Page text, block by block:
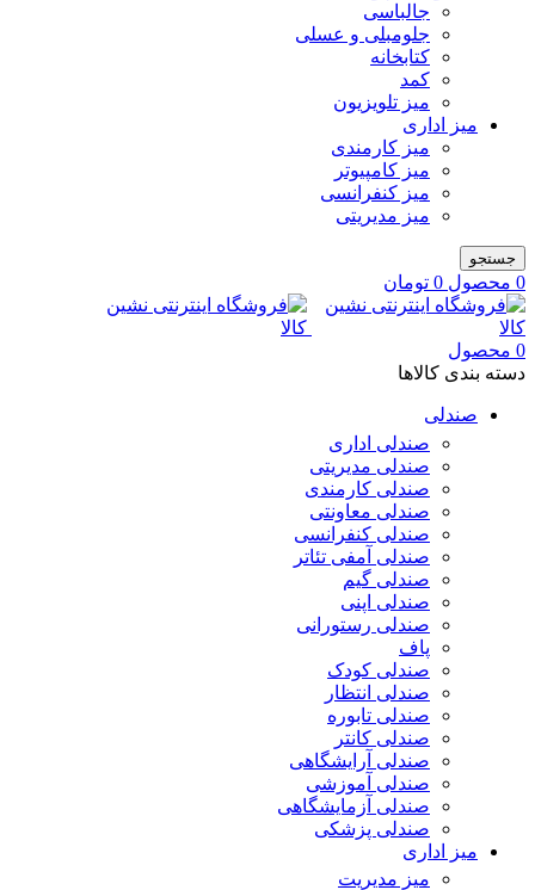
جالباسی
جلومبلی و عسلی
کتابخانه
کمد
میز تلویزیون
میز اداری
میز کارمندی
میز کامپیوتر
میز کنفرانسی
میز مدیریتی
جستجو
0 محصول 0 تومان
0 محصول
دسته بندی کالاها
صندلی
صندلی اداری
صندلی مدیریتی
صندلی کارمندی
صندلی معاونتی
صندلی کنفرانسی
صندلی آمفی تئاتر
صندلی گیم
صندلی اپنی
صندلی رستورانی
پاف
صندلی کودک
صندلی انتظار
صندلی تابوره
صندلی کانتر
صندلی آرایشگاهی
صندلی آموزشی
صندلی آزمایشگاهی
صندلی پزشکی
میز اداری
میز مدیریت